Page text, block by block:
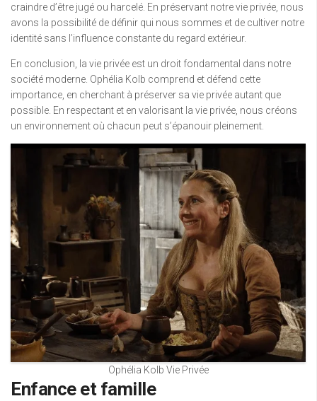
craindre d’être jugé ou harcelé. En préservant notre vie privée, nous
avons la possibilité de définir qui nous sommes et de cultiver notre
identité sans l’influence constante du regard extérieur.
En conclusion, la vie privée est un droit fondamental dans notre
société moderne. Ophélia Kolb comprend et défend cette
importance, en cherchant à préserver sa vie privée autant que
possible. En respectant et en valorisant la vie privée, nous créons
un environnement où chacun peut s’épanouir pleinement.
Ophélia Kolb Vie Privée
Enfance et famille